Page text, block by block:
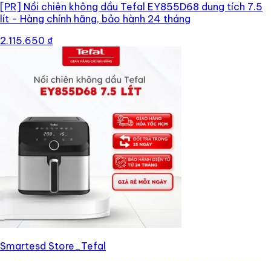
[PR] Nồi chiên không dầu Tefal EY855D68 dung tích 7.5
lít - Hàng chính hãng, bảo hành 24 tháng
2.115.650 ₫
Smartesd Store_Tefal